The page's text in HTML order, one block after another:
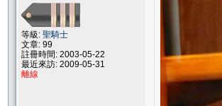
等級: 聖騎士
文章: 99
註冊時間: 2003-05-22
最近來訪: 2009-05-31
離線